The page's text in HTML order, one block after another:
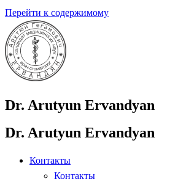
Перейти к содержимому
Dr. Arutyun Ervandyan
Dr. Arutyun Ervandyan
Контакты
Контакты